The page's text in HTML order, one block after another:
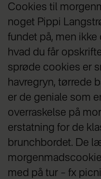
Cookies til
noget Pippi
fundet på, men
hvad du får
sprøde cookies er
havregryn, tørrede
er de geniale som
overraskelse på
erstatning for de
brunchbordet. De
med på tur – fx